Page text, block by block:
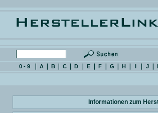
0 - 9 A B C D E F G H I J
Informationen zum